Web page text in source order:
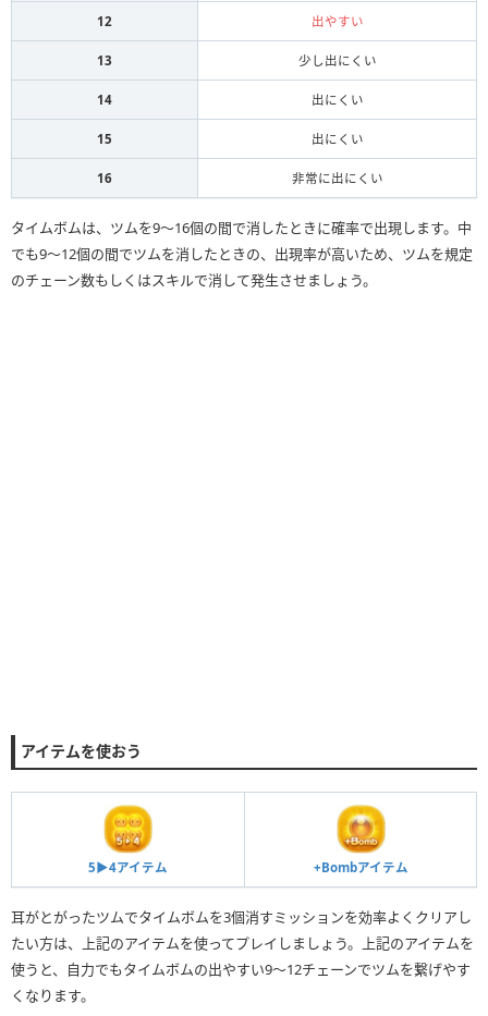
12 出やすい
13 少し出にくい
14 出にくい
15 出にくい
16 非常に出にくい
タイムボムは、ツムを9〜16個の間で消したときに確率で出現します。中
でも9〜12個の間でツムを消したときの、出現率が高いため、ツムを規定
のチェーン数もしくはスキルで消して発生させましょう。
アイテムを使おう
5▶︎4アイテム +Bombアイテム
耳がとがったツムでタイムボムを3個消すミッションを効率よくクリアし
たい方は、上記のアイテムを使ってプレイしましょう。上記のアイテムを
使うと、自力でもタイムボムの出やすい9〜12チェーンでツムを繋げやす
くなります。